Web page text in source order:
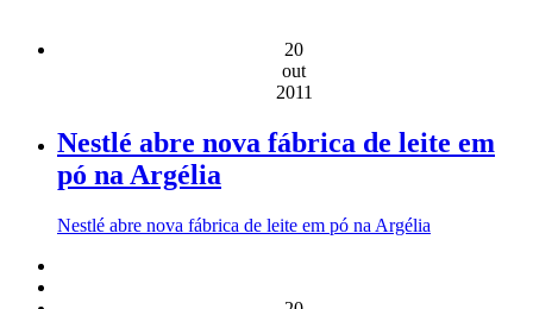
20
out
2011
Nestlé abre nova fábrica de leite em
pó na Argélia
Nestlé abre nova fábrica de leite em pó na Argélia